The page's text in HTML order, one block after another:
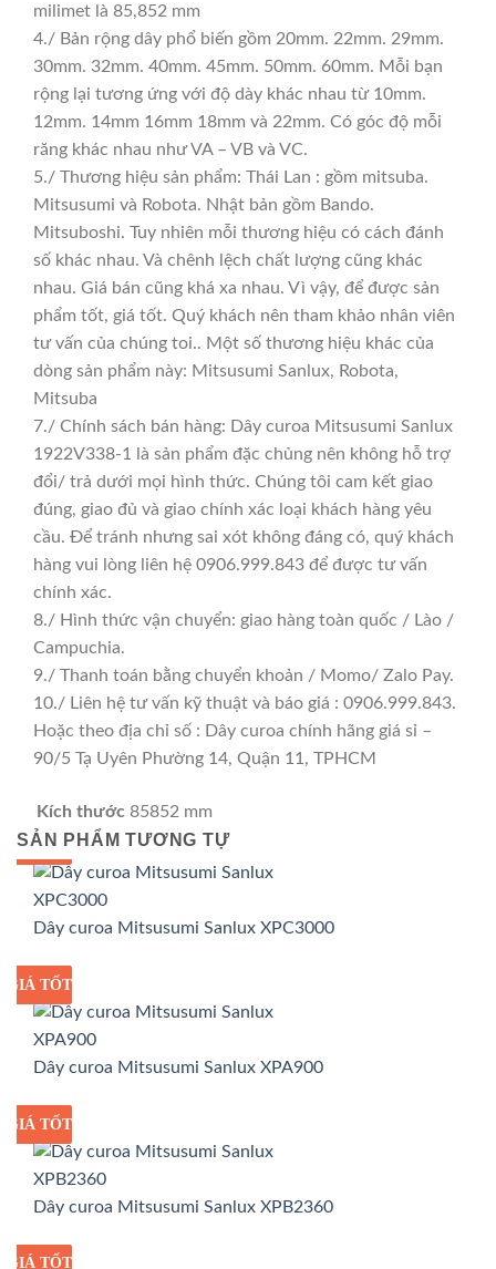
milimet là 85,852 mm
4./ Bản rộng dây phổ biến gồm 20mm. 22mm. 29mm.
30mm. 32mm. 40mm. 45mm. 50mm. 60mm. Mỗi bạn
rộng lại tương ứng với độ dày khác nhau từ 10mm.
12mm. 14mm 16mm 18mm và 22mm. Có góc độ mỗi
răng khác nhau như VA – VB và VC.
5./ Thương hiệu sản phẩm: Thái Lan : gồm mitsuba.
Mitsusumi và Robota. Nhật bản gồm Bando.
Mitsuboshi. Tuy nhiên mỗi thương hiệu có cách đánh
số khác nhau. Và chênh lệch chất lượng cũng khác
nhau. Giá bán cũng khá xa nhau. Vì vậy, để được sản
phẩm tốt, giá tốt. Quý khách nên tham khảo nhân viên
tư vấn của chúng toi.. Một số thương hiệu khác của
dòng sản phẩm này: Mitsusumi Sanlux, Robota,
Mitsuba
7./ Chính sách bán hàng: Dây curoa Mitsusumi Sanlux
1922V338-1 là sản phẩm đặc chủng nên không hỗ trợ
đổi/ trả dưới mọi hình thức. Chúng tôi cam kết giao
đúng, giao đủ và giao chính xác loại khách hàng yêu
cầu. Để tránh nhưng sai xót không đáng có, quý khách
hàng vui lòng liên hệ 0906.999.843 để được tư vấn
chính xác.
8./ Hình thức vận chuyển: giao hàng toàn quốc / Lào /
Campuchia.
9./ Thanh toán bằng chuyển khoản / Momo/ Zalo Pay.
10./ Liên hệ tư vấn kỹ thuật và báo giá : 0906.999.843.
Hoặc theo địa chỉ số : Dây curoa chính hãng giá sỉ –
90/5 Tạ Uyên Phường 14, Quận 11, TPHCM
Kích thước 85852 mm
SẢN PHẨM TƯƠNG TỰ
GIÁ SỈ
GIÁ TỐT
Dây curoa Mitsusumi Sanlux XPC3000
GIÁ SỈ
GIÁ TỐT
Dây curoa Mitsusumi Sanlux XPA900
GIÁ SỈ
GIÁ TỐT
Dây curoa Mitsusumi Sanlux XPB2360
GIÁ SỈ
GIÁ TỐT